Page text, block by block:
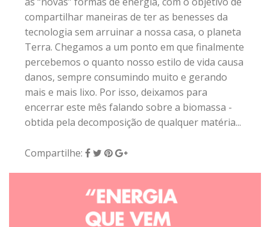
compartilhar maneiras de ter as benesses da
tecnologia sem arruinar a nossa casa, o planeta
Terra. Chegamos a um ponto em que finalmente
percebemos o quanto nosso estilo de vida causa
danos, sempre consumindo muito e gerando
mais e mais lixo. Por isso, deixamos para
encerrar este mês falando sobre a biomassa -
obtida pela decomposição de qualquer matéria...
Compartilhe: